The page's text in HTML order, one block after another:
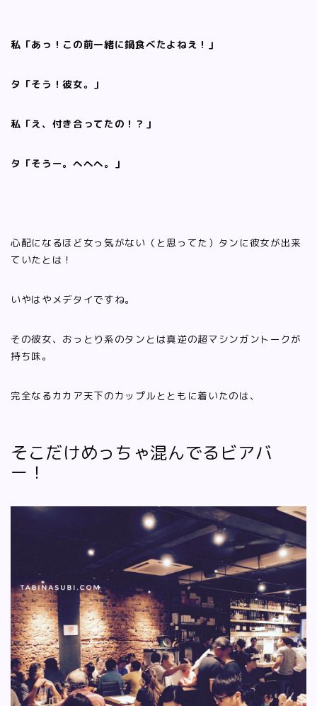
私「あっ！この前一緒に鍋食べたよねえ！」
タ「そう！彼女。」
私「え、付き合ってたの！？」
タ「そうー。へへへ。」
心配になるほど女っ気がない（と思ってた）タンに彼女が出来
ていたとは！
いやはやメデタイですね。
その彼女、おっとり系のタンとは真逆の超マシンガントークが
持ち味。
完全なるカカア天下のカップルとともに着いたのは、
そこだけめっちゃ混んでるビアバ
ー！